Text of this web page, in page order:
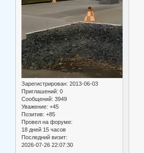
Зарегистрирован: 2013-06-03
Приглашений: 0
Сообщений: 3949
Уважение: +45
Позитив: +85
Провел на форуме:
18 дней 15 часов
Последний визит:
2026-07-26 22:07:30